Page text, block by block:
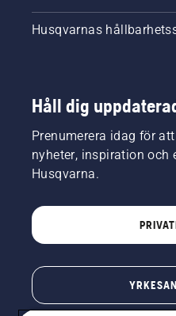
Husqvarnas
Håll dig
Prenumerera idag för
nyheter, inspiration och
Husqvarna.